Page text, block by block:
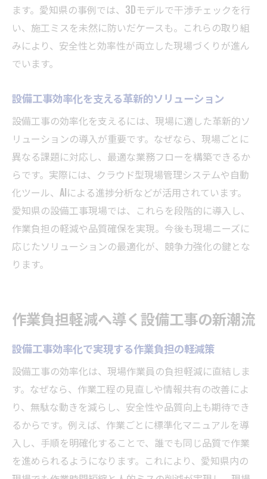
ます。愛知県の事例では、3Dモデルで干渉チェックを行
い、施工ミスを未然に防いだケースも。これらの取り組
みにより、安全性と効率性が両立した現場づくりが進ん
でいます。
設備工事効率化を支える革新的ソリューション
設備工事の効率化を支えるには、現場に適した革新的ソ
リューションの導入が重要です。なぜなら、現場ごとに
異なる課題に対応し、最適な業務フローを構築できるか
らです。実際には、クラウド型現場管理システムや自動
化ツール、AIによる進捗分析などが活用されています。
愛知県の設備工事現場では、これらを段階的に導入し、
作業負担の軽減や品質確保を実現。今後も現場ニーズに
応じたソリューションの最適化が、競争力強化の鍵とな
ります。
作業負担軽減へ導く設備工事の新潮流
設備工事効率化で実現する作業負担の軽減策
設備工事の効率化は、現場作業員の負担軽減に直結しま
す。なぜなら、作業工程の見直しや情報共有の改善によ
り、無駄な動きを減らし、安全性や品質向上も期待でき
るからです。例えば、作業ごとに標準化マニュアルを導
入し、手順を明確化することで、誰でも同じ品質で作業
を進められるようになります。これにより、愛知県内の